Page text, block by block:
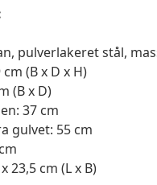
pulverlakeret stål,
(B x D x H)
(B x D)
37 cm
gulvet: 55 cm
23,5 cm (L x B)